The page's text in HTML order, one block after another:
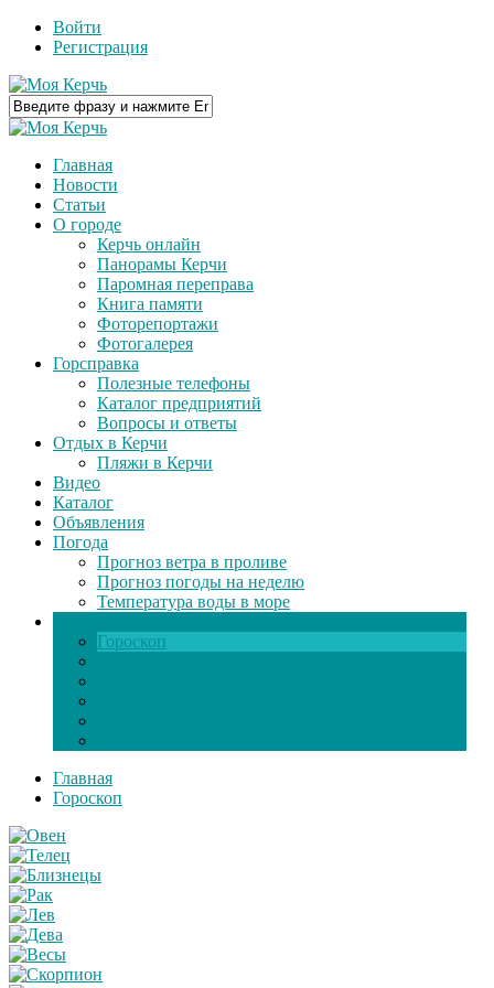
Войти
Регистрация
Главная
Новости
Статьи
О городе
Керчь онлайн
Панорамы Керчи
Паромная переправа
Книга памяти
Фоторепортажи
Фотогалерея
Горсправка
Полезные телефоны
Каталог предприятий
Вопросы и ответы
Отдых в Керчи
Пляжи в Керчи
Видео
Каталог
Объявления
Погода
Прогноз ветра в проливе
Прогноз погоды на неделю
Температура воды в море
Гороскоп
Главная
Гороскоп